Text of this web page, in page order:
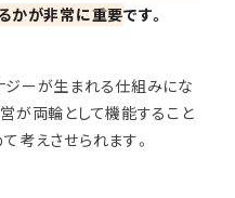
かが非常に重要です。
ジーが生まれる仕組みにな
が両輪として機能すること
考えさせられます。